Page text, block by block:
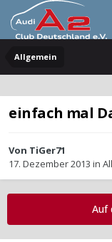
Allgemein
einfach mal
Von TiGer71
17. Dezember 2013 in
Auf